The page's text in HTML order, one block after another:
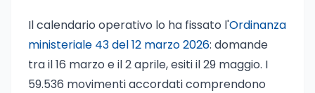
Il calendario operativo lo ha fissato l'Ordinanza
ministeriale 43 del 12 marzo 2026: domande
tra il 16 marzo e il 2 aprile, esiti il 29 maggio. I
59.536 movimenti accordati comprendono